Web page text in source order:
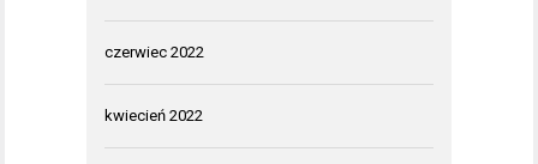
czerwiec 2022
kwiecień 2022